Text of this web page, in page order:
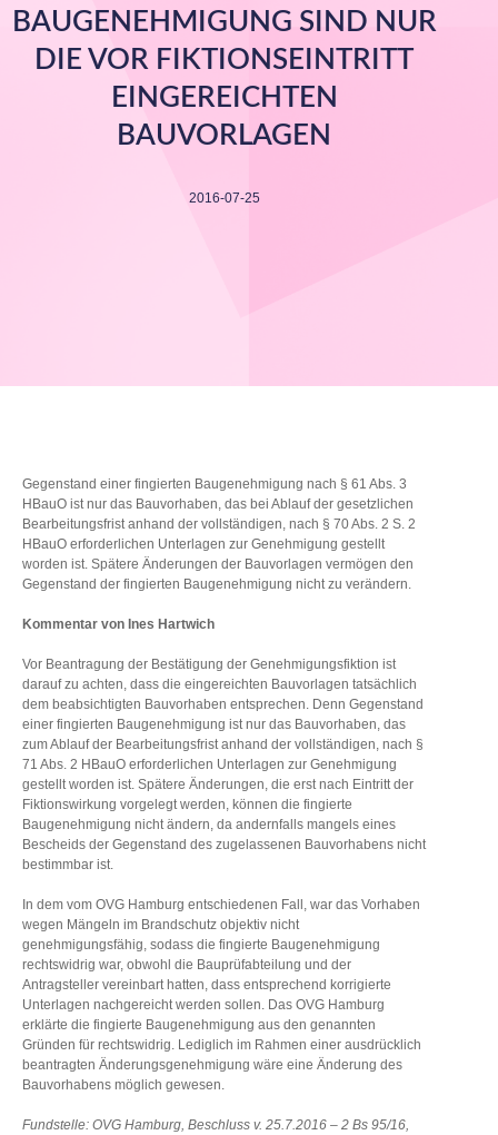
BAUGENEHMIGUNG SIND NUR
DIE VOR FIKTIONSEINTRITT
EINGEREICHTEN
BAUVORLAGEN
2016-07-25
Gegenstand einer fingierten Baugenehmigung nach § 61 Abs. 3
HBauO ist nur das Bauvorhaben, das bei Ablauf der gesetzlichen
Bearbeitungsfrist anhand der vollständigen, nach § 70 Abs. 2 S. 2
HBauO erforderlichen Unterlagen zur Genehmigung gestellt
worden ist. Spätere Änderungen der Bauvorlagen vermögen den
Gegenstand der fingierten Baugenehmigung nicht zu verändern.
Kommentar von Ines Hartwich
Vor Beantragung der Bestätigung der Genehmigungsfiktion ist
darauf zu achten, dass die eingereichten Bauvorlagen tatsächlich
dem beabsichtigten Bauvorhaben entsprechen. Denn Gegenstand
einer fingierten Baugenehmigung ist nur das Bauvorhaben, das
zum Ablauf der Bearbeitungsfrist anhand der vollständigen, nach §
71 Abs. 2 HBauO erforderlichen Unterlagen zur Genehmigung
gestellt worden ist. Spätere Änderungen, die erst nach Eintritt der
Fiktionswirkung vorgelegt werden, können die fingierte
Baugenehmigung nicht ändern, da andernfalls mangels eines
Bescheids der Gegenstand des zugelassenen Bauvorhabens nicht
bestimmbar ist.
In dem vom OVG Hamburg entschiedenen Fall, war das Vorhaben
wegen Mängeln im Brandschutz objektiv nicht
genehmigungsfähig, sodass die fingierte Baugenehmigung
rechtswidrig war, obwohl die Bauprüfabteilung und der
Antragsteller vereinbart hatten, dass entsprechend korrigierte
Unterlagen nachgereicht werden sollen. Das OVG Hamburg
erklärte die fingierte Baugenehmigung aus den genannten
Gründen für rechtswidrig. Lediglich im Rahmen einer ausdrücklich
beantragten Änderungsgenehmigung wäre eine Änderung des
Bauvorhabens möglich gewesen.
Fundstelle: OVG Hamburg, Beschluss v. 25.7.2016 – 2 Bs 95/16,